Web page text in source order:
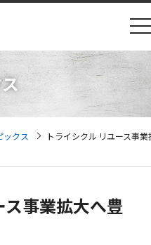
ックス トライシクル リユース事
ス事業拡大へ豊